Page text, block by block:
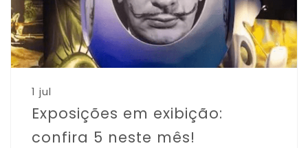
1 jul
Exposições em exibição:
confira 5 neste mês!